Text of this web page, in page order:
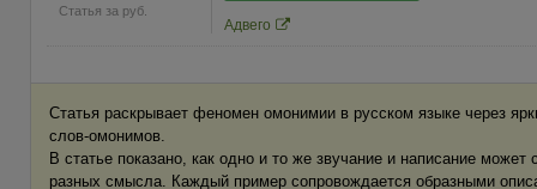
Статья за руб.
Адвего
Статья раскрывает феномен омонимии в русском языке через
слов‑омонимов.
В статье показано, как одно и то же звучание и написание может
разных смысла. Каждый пример сопровождается образными